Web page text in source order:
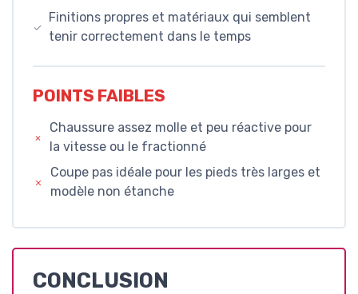
Finitions propres et matériaux qui semblent
tenir correctement dans le temps
POINTS FAIBLES
Chaussure assez molle et peu réactive pour
la vitesse ou le fractionné
Coupe pas idéale pour les pieds très larges et
modèle non étanche
CONCLUSION